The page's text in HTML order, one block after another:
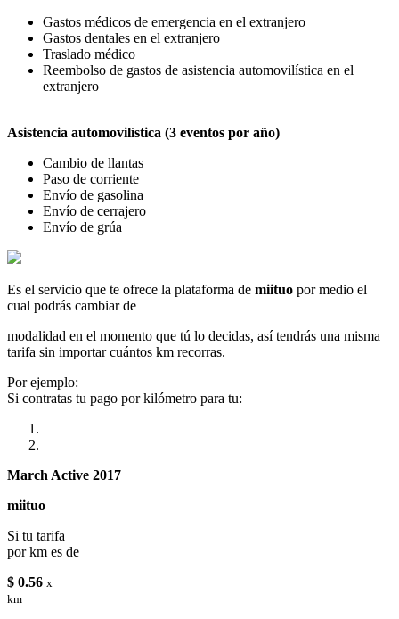
Gastos médicos de emergencia en el extranjero
Gastos dentales en el extranjero
Traslado médico
Reembolso de gastos de asistencia automovilística en el
extranjero
Asistencia automovilística (3 eventos por año)
Cambio de llantas
Paso de corriente
Envío de gasolina
Envío de cerrajero
Envío de grúa
Es el servicio que te ofrece la plataforma de miituo por medio el
cual podrás cambiar de
modalidad en el momento que tú lo decidas, así tendrás una misma
tarifa sin importar cuántos km recorras.
Por ejemplo:
Si contratas tu pago por kilómetro para tu:
March Active 2017
miituo
Si tu tarifa
por km es de
$ 0.56 x
km